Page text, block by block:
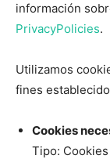
información
PrivacyPolicies.
Utilizamos
fines
Cookies
Tipo: